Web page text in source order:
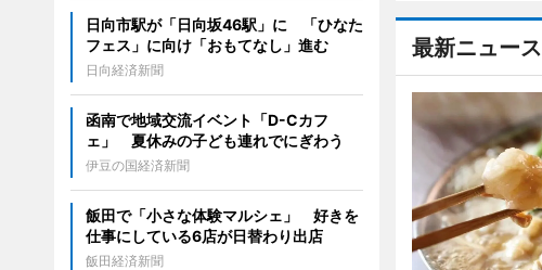
最新ニュース
日向市駅が「日向坂46駅」に 「ひなた
フェス」に向け「おもてなし」進む
日向経済新聞
函南で地域交流イベント「D-Cカフ
ェ」 夏休みの子ども連れでにぎわう
伊豆の国経済新聞
飯田で「小さな体験マルシェ」 好きを
仕事にしている6店が日替わり出店
飯田経済新聞